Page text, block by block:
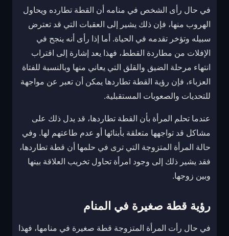
في حال رأى الشخص في منامه أن القطة تطارده ويحاول
الهروب منها، فإن ذلك يشير إلى العقبات التي قد تعترض
سبيله وتؤخر تقدمه في الحياة. أما إذا رأى أنه ينجح في
الإفلات من مطاردة القطط، فهذا يعد إشارة إلى اقتراب
انتهاء مرحلة الضيق والقلق التي يعاني منها وبالنسبة للفتاة
العزباء، فإن رؤية القطة تطاردها يمكن أن تعبر عن مواجهة
للتحديات والصعوبات المستقبلية.
عندما تحلم المرأة بأن القطة تطاردها، قد يدل ذلك على
مشاكل قد تواجهها متعلقة بأبنائها أو عدم طاعتهم لها. وفي
حالة المرأة المتزوجة التي ترى في حلمها أن قطة تطاردها،
فقد يشير ذلك إلى وجود امرأة تحاول تخريب العلاقة بينها
وبين زوجها.
رؤية قطة صغيرة في المنام
في حال رأت المرأة المتزوجة قطة صغيرة في منامها، فهذا